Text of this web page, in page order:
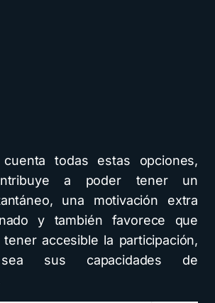
todas estas opciones,
a poder tener un
una motivación extra
y también favorece que
accesible la participación,
sus capacidades de